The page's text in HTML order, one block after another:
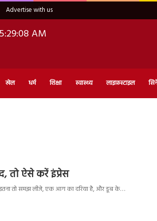
Advertise with us
AM
खेल धर्म शिक्षा स्वास्थ्य लाइफ़स्टाइल
ऐसे करें इंप्रेस
तो समझ लीजे, एक आग का दरिया है, और डूब के…